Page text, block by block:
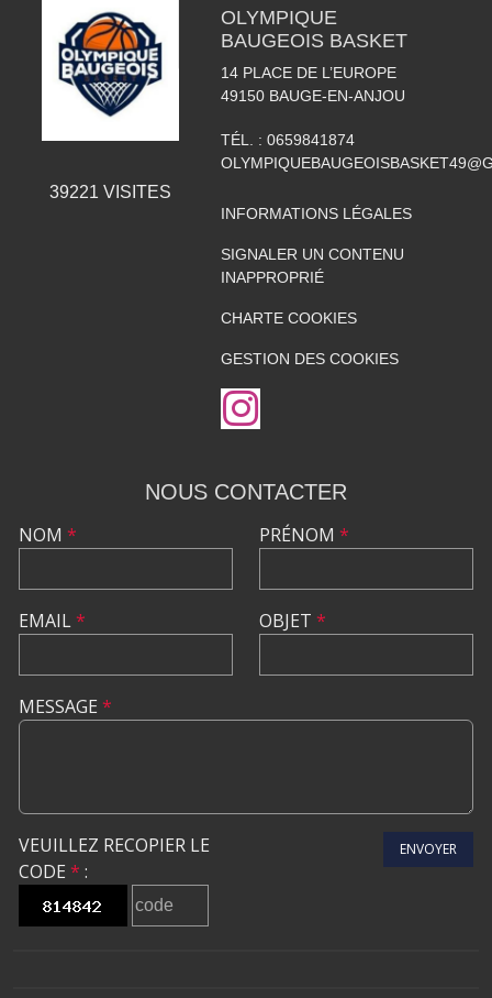
39221 VISITES
OLYMPIQUE
BAUGEOIS BASKET
14 PLACE DE L’EUROPE
49150 BAUGE-EN-ANJOU
TÉL. : 0659841874
INFORMATIONS LÉGALES
SIGNALER UN CONTENU
INAPPROPRIÉ
CHARTE COOKIES
GESTION DES COOKIES
NOUS CONTACTER
NOM *
EMAIL*
PRÉNOM *
OBJET *
MESSAGE *
VEUILLEZ RECOPIER LE
CODE * :
ENVOYER